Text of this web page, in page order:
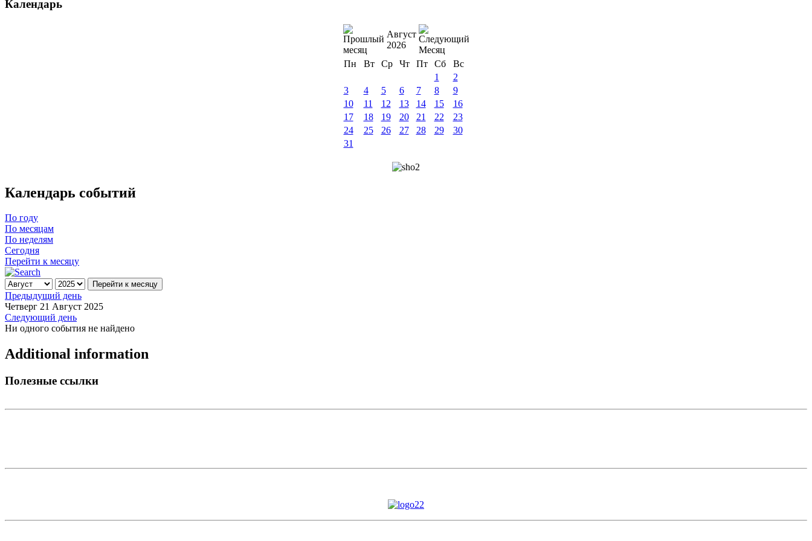
Календарь
Август
2026
Пн
Вт Ср Чт Пт Сб
Вс
1
2
3
4 5 6 7 8
9
10
11 12 13 14 15
16
17
18 19 20 21 22
23
24
25 26 27 28 29
30
31
Календарь событий
По году
По месяцам
По неделям
Сегодня
Перейти к месяцу
Перейти к месяцу
Предыдущий день
Четверг 21 Август 2025
Следующий день
Ни одного события не найдено
Additional information
Полезные ссылки